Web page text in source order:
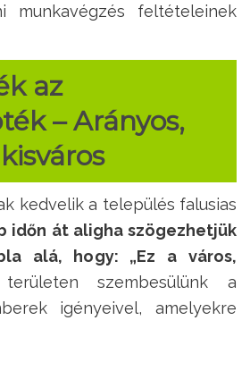
munkavégzés feltételeinek
az
– Arányos,
kedvelik a település falusias
időn át aligha szögezhetjük
alá, hogy: „Ez a város,
szembesülünk a
igényeivel, amelyekre